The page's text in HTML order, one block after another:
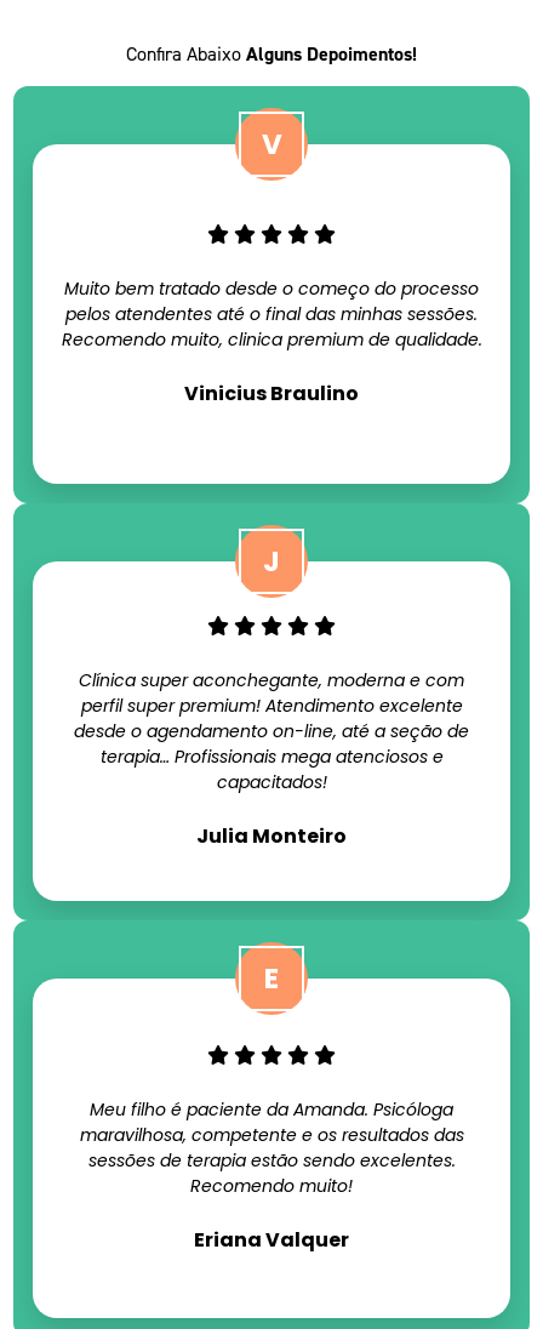
Confira Abaixo Alguns Depoimentos!
Muito bem tratado desde o começo do processo
pelos atendentes até o final das minhas sessões.
Recomendo muito, clinica premium de qualidade.
Vinicius Braulino
Clínica super aconchegante, moderna e com
perfil super premium! Atendimento excelente
desde o agendamento on-line, até a seção de
terapia… Profissionais mega atenciosos e
capacitados!
Julia Monteiro
Meu filho é paciente da Amanda. Psicóloga
maravilhosa, competente e os resultados das
sessões de terapia estão sendo excelentes.
Recomendo muito!
Eriana Valquer